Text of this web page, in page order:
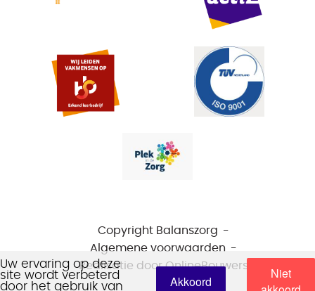
Copyright Balanszorg
Algemene voorwaarden
Realisatie doorOnlineBouwers
Uw ervaring op deze
site wordt verbeterd
door het gebruik van
Akkoord
Niet